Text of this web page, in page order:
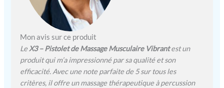
forme pas un angle parfait
Mon avis sur ce produit
Le X3 – Pistolet de Massage Musculaire Vibrantest un
produit qui m’a impressionné par sa qualité et son
efficacité. Avec une note parfaite de 5 sur tous les
critères, il offre un massage thérapeutique à percussion